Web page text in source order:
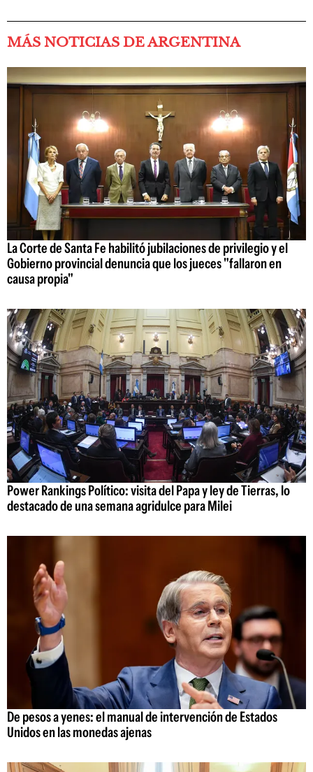
MÁS NOTICIAS DE ARGENTINA
La Corte de Santa Fe habilitó jubilaciones de privilegio y el
Gobierno provincial denuncia que los jueces "fallaron en
causa propia"
Power Rankings Político: visita del Papa y ley de Tierras, lo
destacado de una semana agridulce para Milei
De pesos a yenes: el manual de intervención de Estados
Unidos en las monedas ajenas